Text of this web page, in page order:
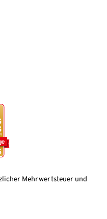
Mehrwertsteuer und